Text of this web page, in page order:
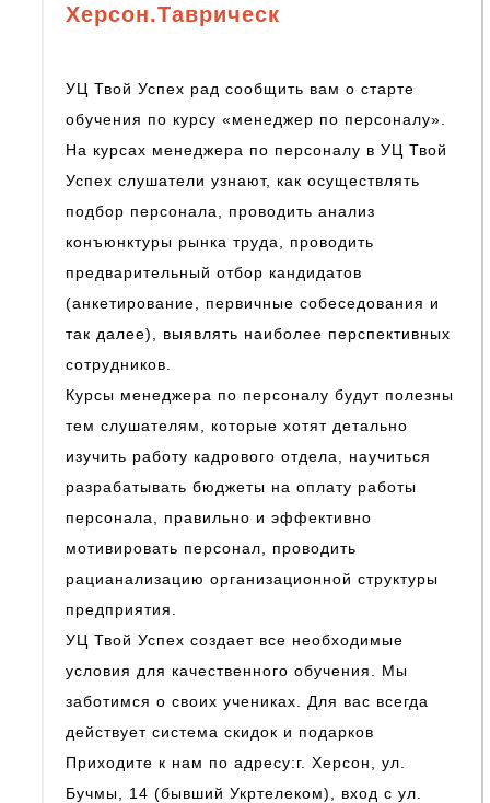
Херсон.Таврическ
УЦ Твой Успех рад сообщить вам о старте
обучения по курсу «менеджер по персоналу».
На курсах менеджера по персоналу в УЦ Твой
Успех слушатели узнают, как осуществлять
подбор персонала, проводить анализ
конъюнктуры рынка труда, проводить
предварительный отбор кандидатов
(анкетирование, первичные собеседования и
так далее), выявлять наиболее перспективных
сотрудников.
Курсы менеджера по персоналу будут полезны
тем слушателям, которые хотят детально
изучить работу кадрового отдела, научиться
разрабатывать бюджеты на оплату работы
персонала, правильно и эффективно
мотивировать персонал, проводить
рацианализацию организационной структуры
предприятия.
УЦ Твой Успех создает все необходимые
условия для качественного обучения. Мы
заботимся о своих учениках. Для вас всегда
действует система скидок и подарков
Приходите к нам по адресу:г. Херсон, ул.
Бучмы, 14 (бывший Укртелеком), вход с ул.